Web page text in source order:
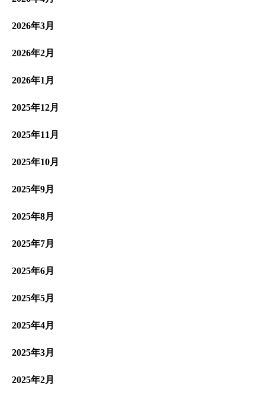
2026年3月
2026年2月
2026年1月
2025年12月
2025年11月
2025年10月
2025年9月
2025年8月
2025年7月
2025年6月
2025年5月
2025年4月
2025年3月
2025年2月